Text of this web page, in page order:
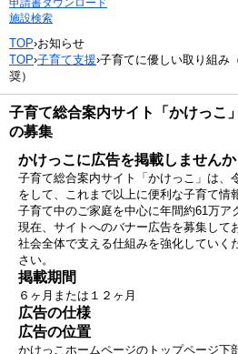
申請書ダウンロード
施設検索
TOP›お知らせ
TOP›子育て支援›子育てに優しい取り組み
奨）
子育て総合案内サイト「かけっこ
の募集
かけっこに広告を掲載しませんか
子育て総合案内サイト「かけっこ」は、
をして、これまで以上に便利な子育て情
子育て中のご家庭を中心に年間約61万ア
現在、サイトへのバナー広告を募集して
社会全体で支える仕組みを強化していく
さい。
掲載期間
６ヶ月または１２ヶ月
広告の仕様
広告の位置
かけっこホームページのトップページ下